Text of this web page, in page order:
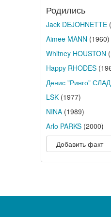
Родились
Jack DEJOHNETTE
Aimee MANN (1960)
Whitney HOUSTON
Happy RHODES
Денис "Ринго"
LSK(1977)
NINA(1989)
Arlo PARKS(2000)
Добавить факт